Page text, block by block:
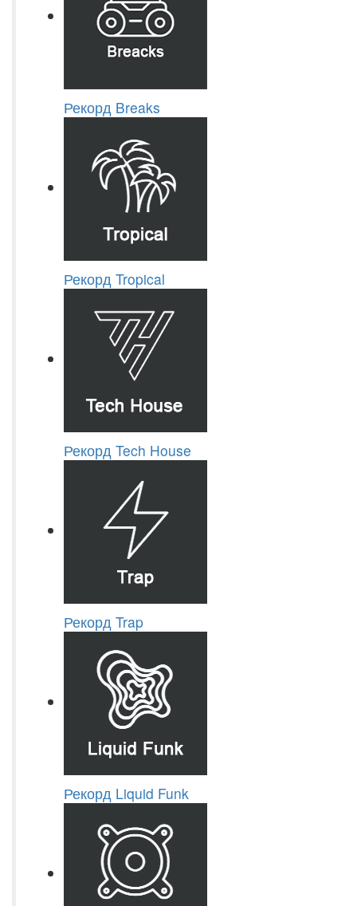
Рекорд Breaks
Рекорд Tropical
Рекорд Tech House
Рекорд Trap
Рекорд Liquid Funk